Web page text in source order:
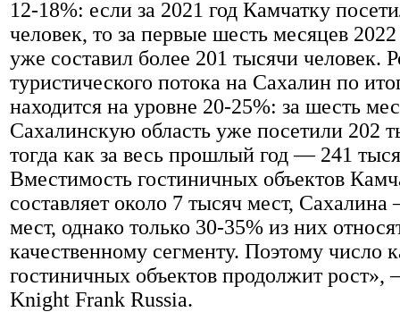
12-18%: если за 2021 год Камчатку
человек, то за первые шесть месяцев 2022
уже составил более 201 тысячи человек.
туристического потока на Сахалин по
находится на уровне 20-25%: за шесть
Сахалинскую область уже посетили 202
тогда как за весь прошлый год — 241
Вместимость гостиничных объектов
составляет около 7 тысяч мест,
мест, однако только 30-35% из них
качественному сегменту. Поэтому число
гостиничных объектов продолжит рост»,
Knight Frank Russia.